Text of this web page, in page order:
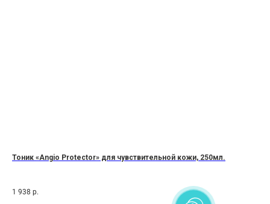
Тоник «Angio Protector» для чувствительной кожи, 250мл.
1 938 р.